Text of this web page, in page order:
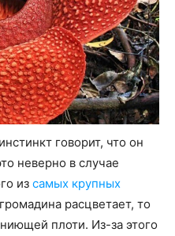
говорит, что он
неверно в случае
из самых крупных
расцветает, то
плоти. Из-за этого